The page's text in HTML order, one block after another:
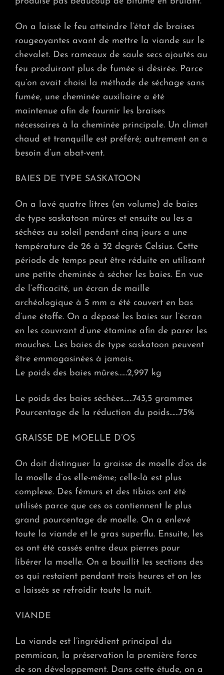
On a laissé le feu atteindre l’état de braises
rougeoyantes avant de mettre la viande sur le
chevalet. Des rameaux de saule secs ajoutés au
feu produiront plus de fumée si désirée. Parce
qu’on avait choisi la méthode de séchage sans
fumée, une cheminée auxiliaire a été
maintenue afin de fournir les braises
nécessaires à la cheminée principale. Un climat
chaud et tranquille est préféré; autrement on a
besoin d’un abat-vent.
BAIES DE TYPE SASKATOON
On a lavé quatre litres (en volume) de baies
de type saskatoon mûres et ensuite ou les a
séchées au soleil pendant cinq jours a une
température de 26 à 32 degrés Celsius. Cette
période de temps peut être réduite en utilisant
une petite cheminée à sécher les baies. En vue
de l’efficacité, un écran de maille
archéologique à 5 mm a été couvert en bas
d’une étoffe. On a déposé les baies sur l’écran
en les couvrant d’une étamine afin de parer les
mouches. Les baies de type saskatoon peuvent
être emmagasinées à jamais.
Le poids des baies mûres……2,997 kg
Le poids des baies séchées……743,5 grammes
Pourcentage de la réduction du poids……75%
GRAISSE DE MOELLE D’OS
On doit distinguer la graisse de moelle d’os de
la moelle d’os elle-même; celle-là est plus
complexe. Des fémurs et des tibias ont été
utilisés parce que ces os contiennent le plus
grand pourcentage de moelle. On a enlevé
toute la viande et le gras superflu. Ensuite, les
os ont été cassés entre deux pierres pour
libérer la moelle. On a bouillit les sections des
os qui restaient pendant trois heures et on les
a laissés se refroidir toute la nuit.
VIANDE
La viande est l’ingrédient principal du
pemmican, la préservation la première force
de son développement. Dans cette étude, on a